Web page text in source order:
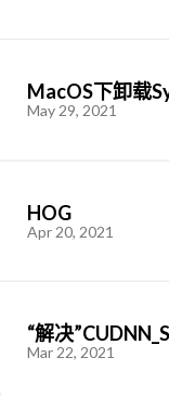
MacOS下卸载
May 29, 2021
HOG
Apr 20, 2021
“解决
Mar 22, 2021